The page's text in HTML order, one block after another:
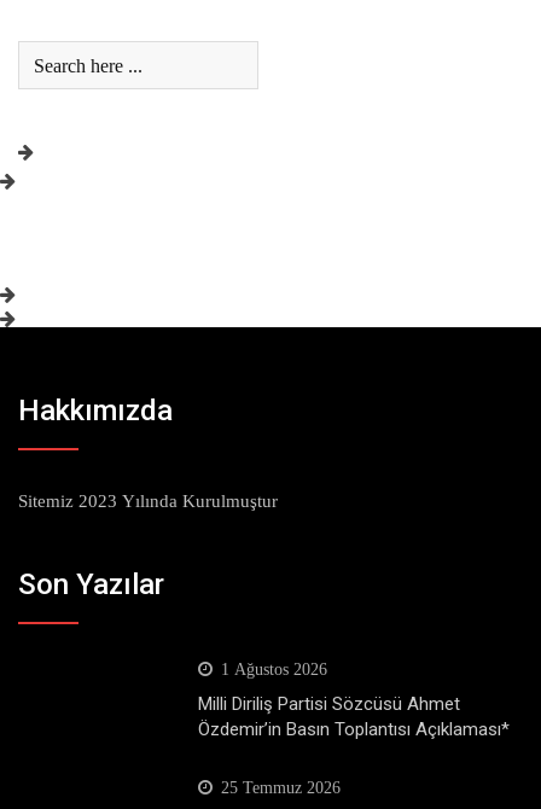
Hakkımızda
Sitemiz 2023 Yılında Kurulmuştur
Son Yazılar
1 Ağustos 2026
Milli Diriliş Partisi Sözcüsü Ahmet
Özdemir’in Basın Toplantısı Açıklaması*
25 Temmuz 2026